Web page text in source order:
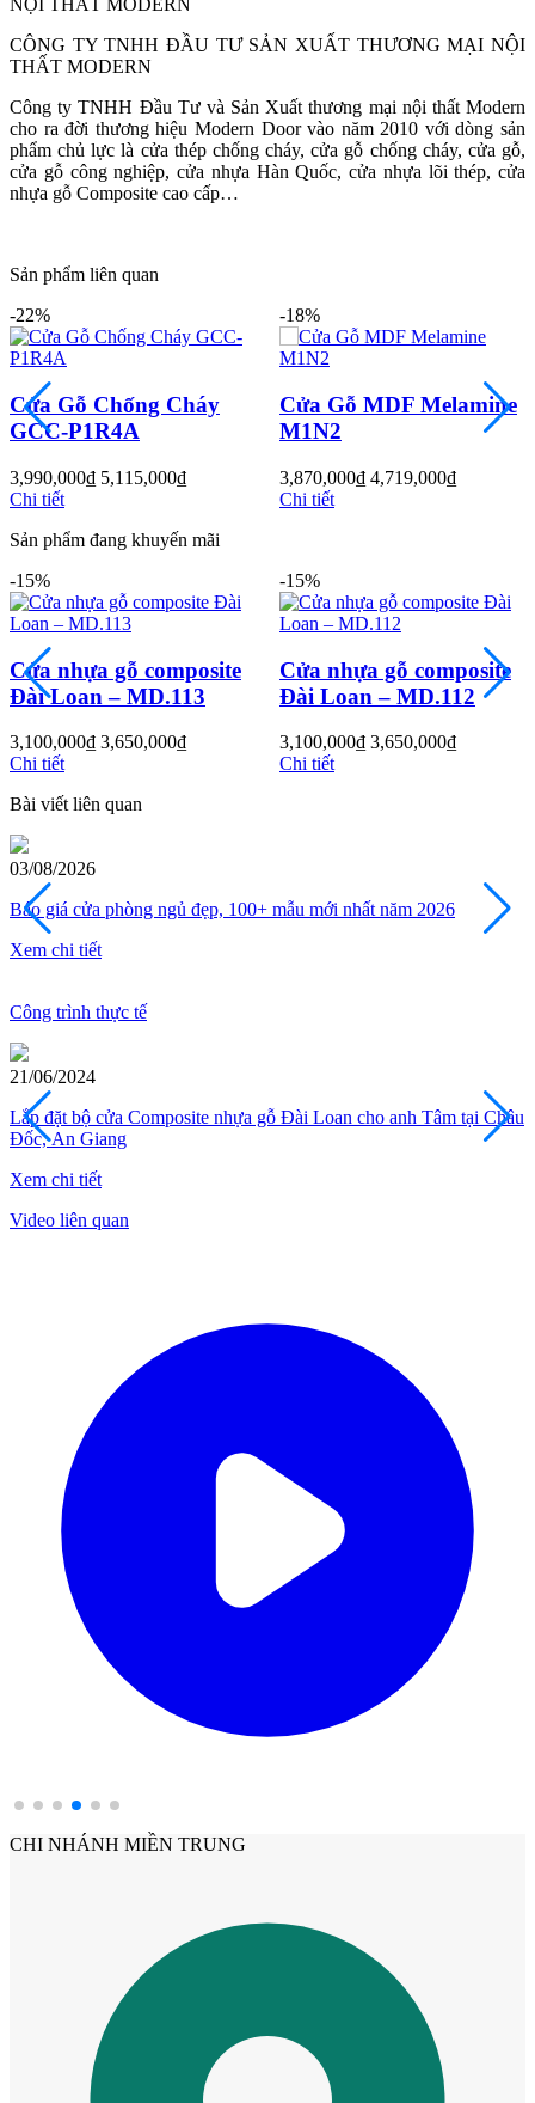
Quy mô nhà xưởng
Đối Tác
Các loại cửa
CÔNG TY TNHH ĐẦU TƯ SẢN XUẤT THƯƠNG MẠI NỘI
THẤT MODERN
Công ty TNHH Đầu Tư và Sản Xuất thương mại nội thất Modern
cho ra đời thương hiệu Modern Door vào năm 2010 với dòng sản
phẩm chủ lực là cửa thép chống cháy, cửa gỗ chống cháy, cửa gỗ,
cửa gỗ công nghiệp, cửa nhựa Hàn Quốc, cửa nhựa lõi thép, cửa
nhựa gỗ Composite cao cấp…
Sản phẩm liên quan
-18%
Cửa Gỗ MDF Melamine
M1N2
3,870,000₫ 4,719,000₫
Chi tiết
Cửa MDF Laminate L6
Liên hệ
Chi tiết
Sản phẩm đang khuyến mãi
-15%
Cửa nhựa gỗ composite
Đài Loan – MD.112
3,100,000₫ 3,650,000₫
Chi tiết
-15%
Cửa nhựa gỗ composite
Đài Loan – MD.111
3,100,000₫ 3,650,000₫
Chi tiết
Bài viết liên quan
03/08/2026
Báo Giá Cửa Nhựa Đài Loan Cao Cấp Mẫu Mới [T08/2026]
Xem chi tiết
Công trình thực tế
17/06/2024
Modern Door lắp đặt bộ cửa Composite nhựa gỗ Đài Loan cho anh
Đăng Khoa tại Bình Trưng Đông, quận 2
Xem chi tiết
Video liên quan
CHI NHÁNH MIỀN TRUNG